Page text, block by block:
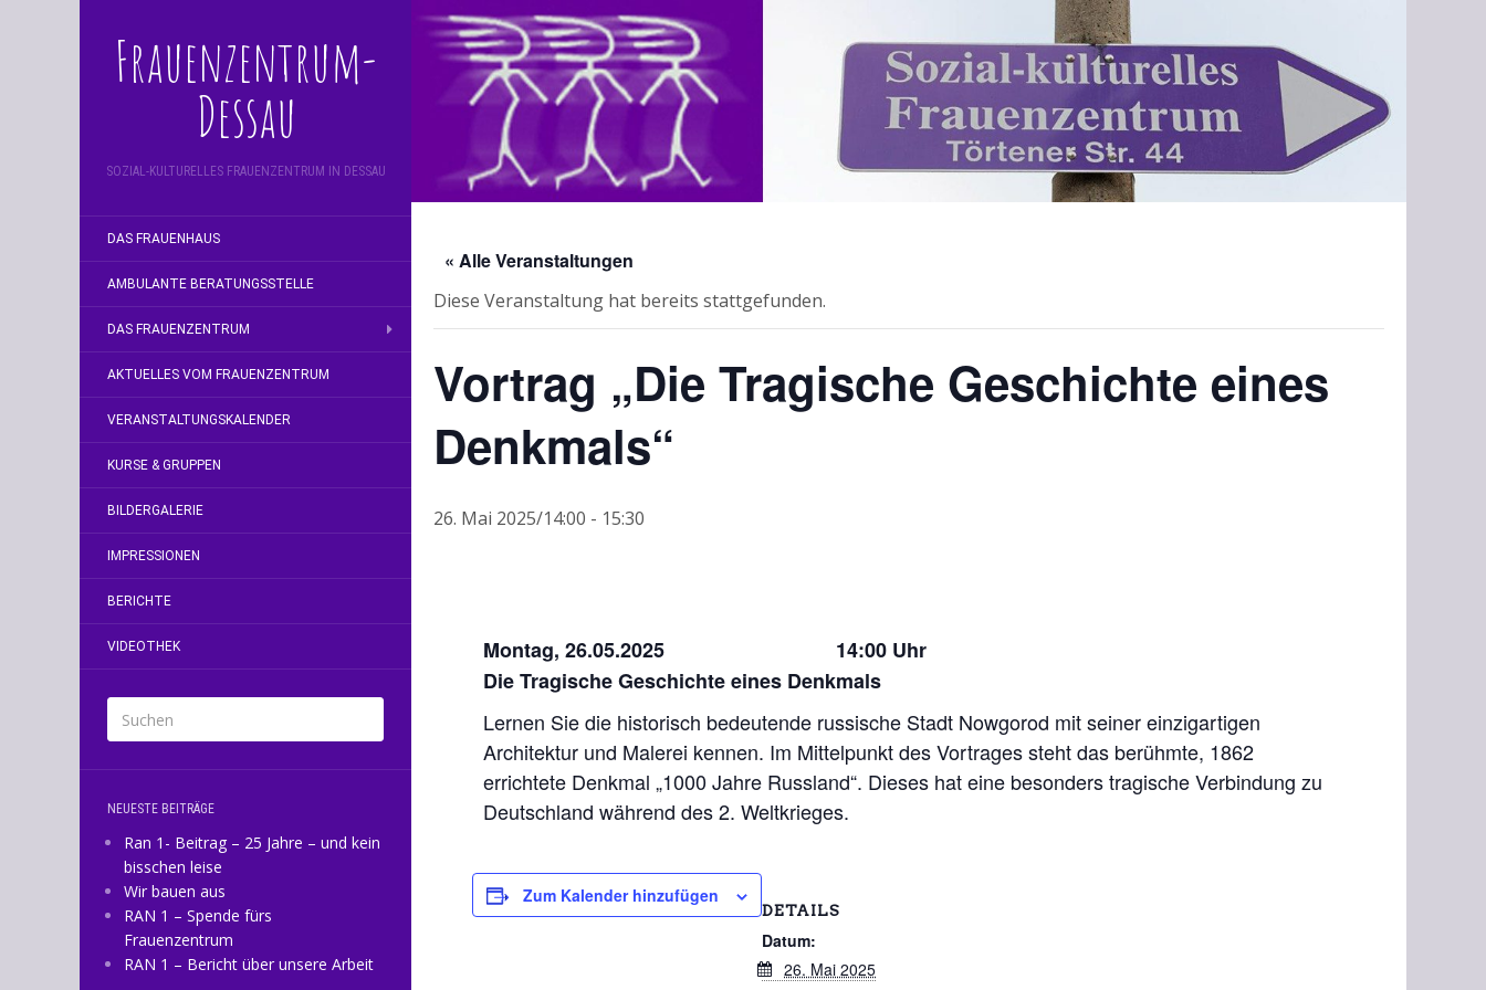
Frauenzentrum-
Dessau
SOZIAL-KULTURELLES FRAUENZENTRUM IN DESSAU
DAS FRAUENHAUS
AMBULANTE BERATUNGSSTELLE
DAS FRAUENZENTRUM
AKTUELLES VOM FRAUENZENTRUM
VERANSTALTUNGSKALENDER
KURSE & GRUPPEN
BILDERGALERIE
IMPRESSIONEN
BERICHTE
VIDEOTHEK
NEUESTE BEITRÄGE
Ran 1- Beitrag – 25 Jahre – und kein
bisschen leise
Wir bauen aus
RAN 1 – Spende fürs
Frauenzentrum
RAN 1 – Bericht über unsere Arbeit
« Alle Veranstaltungen
Diese Veranstaltung hat bereits stattgefunden.
Vortrag „Die Tragische Geschichte eines
Denkmals“
26. Mai 2025/14:00 - 15:30
Montag, 26.05.2025 14:00 Uhr
Die Tragische Geschichte eines Denkmals
Lernen Sie die historisch bedeutende russische Stadt Nowgorod mit seiner einzigartigen
Architektur und Malerei kennen. Im Mittelpunkt des Vortrages steht das berühmte, 1862
errichtete Denkmal „1000 Jahre Russland“. Dieses hat eine besonders tragische Verbindung zu
Deutschland während des 2. Weltkrieges.
Zum Kalender hinzufügen
DETAILS
Datum:
26. Mai 2025